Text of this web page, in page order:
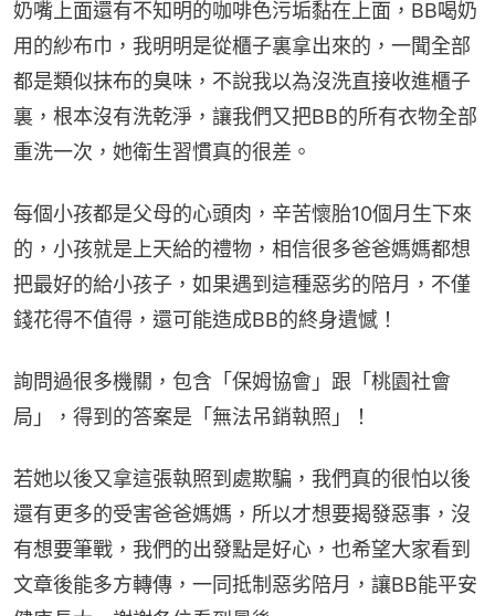
奶嘴上面還有不知明的咖啡色污垢黏在上面，BB喝奶
用的紗布巾，我明明是從櫃子裏拿出來的，一聞全部
都是類似抹布的臭味，不說我以為沒洗直接收進櫃子
裏，根本沒有洗乾淨，讓我們又把BB的所有衣物全部
重洗一次，她衛生習慣真的很差。
每個小孩都是父母的心頭肉，辛苦懷胎10個月生下來
的，小孩就是上天給的禮物，相信很多爸爸媽媽都想
把最好的給小孩子，如果遇到這種惡劣的陪月，不僅
錢花得不值得，還可能造成BB的終身遺憾！
詢問過很多機關，包含「保姆協會」跟「桃園社會
局」，得到的答案是「無法吊銷執照」！
若她以後又拿這張執照到處欺騙，我們真的很怕以後
還有更多的受害爸爸媽媽，所以才想要揭發惡事，沒
有想要筆戰，我們的出發點是好心，也希望大家看到
文章後能多方轉傳，一同抵制惡劣陪月，讓BB能平安